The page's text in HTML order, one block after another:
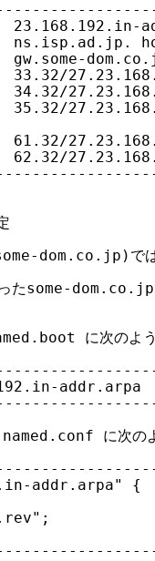
dom.co.jp)では
たsome-dom.co.jp
に次のよう
addr.arpa
に次のよ
addr.arpa" {